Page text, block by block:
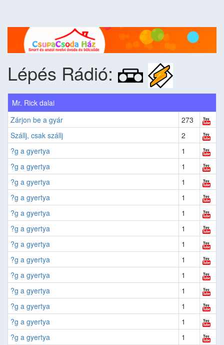
Lépés Rádió:
Mr. Rick dalai
Zárjon be a gyár
273
Szállj, csak szállj
2
?g a gyertya
1
?g a gyertya
1
?g a gyertya
1
?g a gyertya
1
?g a gyertya
1
?g a gyertya
1
?g a gyertya
1
?g a gyertya
1
?g a gyertya
1
?g a gyertya
1
?g a gyertya
1
?g a gyertya
1
?g a gyertya
1